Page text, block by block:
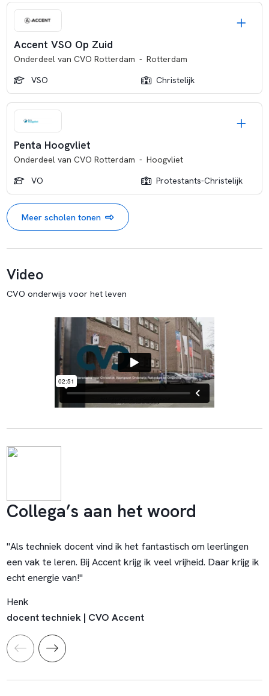
Accent VSO Op Zuid
Onderdeel van CVO Rotterdam - Rotterdam
VSO
Christelijk
Penta Hoogvliet
Onderdeel van CVO Rotterdam - Hoogvliet
VO
Protestants-Christelijk
Meer scholen tonen
Video
CVO onderwijs voor het leven
Collega’s aan het woord
"Als techniek docent vind ik het fantastisch om leerlingen
een vak te leren. Bij Accent krijg ik veel vrijheid. Daar krijg ik
echt energie van!"
Henk
docent techniek | CVO Accent